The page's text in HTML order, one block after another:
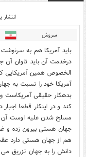
انتشار
سروش
باید آمریکا هم به
درخدمت آن باید تاوان
الخصوص همین آمریکایی
آمریکا خود را نسبت به
بدهکار حقیقی آمریکاست
کند و در اینکار قطعا
مسلح شدن علیه اوست آن
جهان هستی بیرون زده و
هم از جهان هستی دارد
دانش را به جهان تزریق